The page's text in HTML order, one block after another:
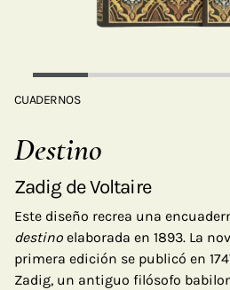
CUADERNOS
Destino
Zadig de Voltaire
Este diseño recrea una
destino elaborada en 1893. La
primera edición se publicó en
Zadig, un antiguo filósofo